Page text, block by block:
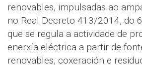
renovables, impulsadas ao
no Real Decreto 413/2014, do
que se regula a actividade de
enerxía eléctrica a partir de
renovables, coxeración e